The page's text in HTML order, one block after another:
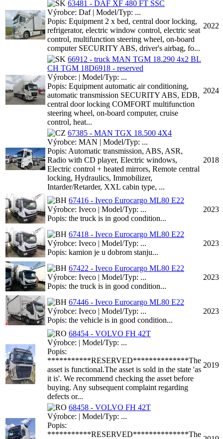
63481 - DAF XF 480 FT SSC
Výrobce: Daf | Model/Typ: ...
Popis: Equipment 2 x bed, central door locking,
refrigerator, electric window control, electric seat
control, multifunction steering wheel, on-board
computer SECURITY ABS, driver's airbag, fo...
2022
66912 - truck MAN TGM 18.290 4x2 BL
CH TGM 18D6918 - reserved
Výrobce: | Model/Typ: ...
Popis: Equipment automatic air conditioning,
automatic transmission SECURITY ABS, EDB,
central door locking COMFORT multifunction
steering wheel, on-board computer, cruise
control, heat...
2024
67385 - MAN TGX 18.500 4X4
Výrobce: MAN | Model/Typ: ...
Popis: Automatic transmission, ABS, ASR,
Radio with CD player, Electric windows,
Electric control + heated mirrors, Remote central
locking, Hydraulics, Immobilizer,
Intarder/Retarder, XXL cabin type, ...
2018
67416 - Iveco Eurocargo ML80 E22
Výrobce: Iveco | Model/Typ: ...
Popis: the truck is in good condition...
2023
67418 - Iveco Eurocargo ML80 E22
Výrobce: Iveco | Model/Typ: ...
Popis: kamion je u dobrom stanju...
2023
67422 - Iveco Eurocargo ML80 E22
Výrobce: Iveco | Model/Typ: ...
Popis: the truck is in good condition...
2023
67446 - Iveco Eurocargo ML80 E22
Výrobce: Iveco | Model/Typ: ...
Popis: the vehicle is in good condition...
2023
68454 - VOLVO FH 42T
Výrobce: | Model/Typ: ...
Popis:
***********RESERVED**************The
asset is functional.The asset is sold in the state 'as
it is'. We recommend checking the asset before
buying. Any subsequent complaint regarding
defects or...
2019
68458 - VOLVO FH 42T
Výrobce: | Model/Typ: ...
Popis:
***********RESERVED**************The